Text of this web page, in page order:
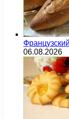
06.08.2026